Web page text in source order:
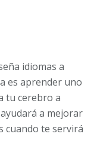
idiomas a
es aprender uno
tu cerebro a
a mejorar
cuando te servirá